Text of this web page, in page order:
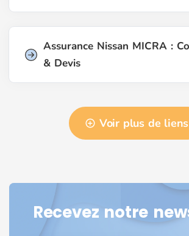
Assurance Nissan MICRA :
& Devis
Voir plus de liens
Recevez notre